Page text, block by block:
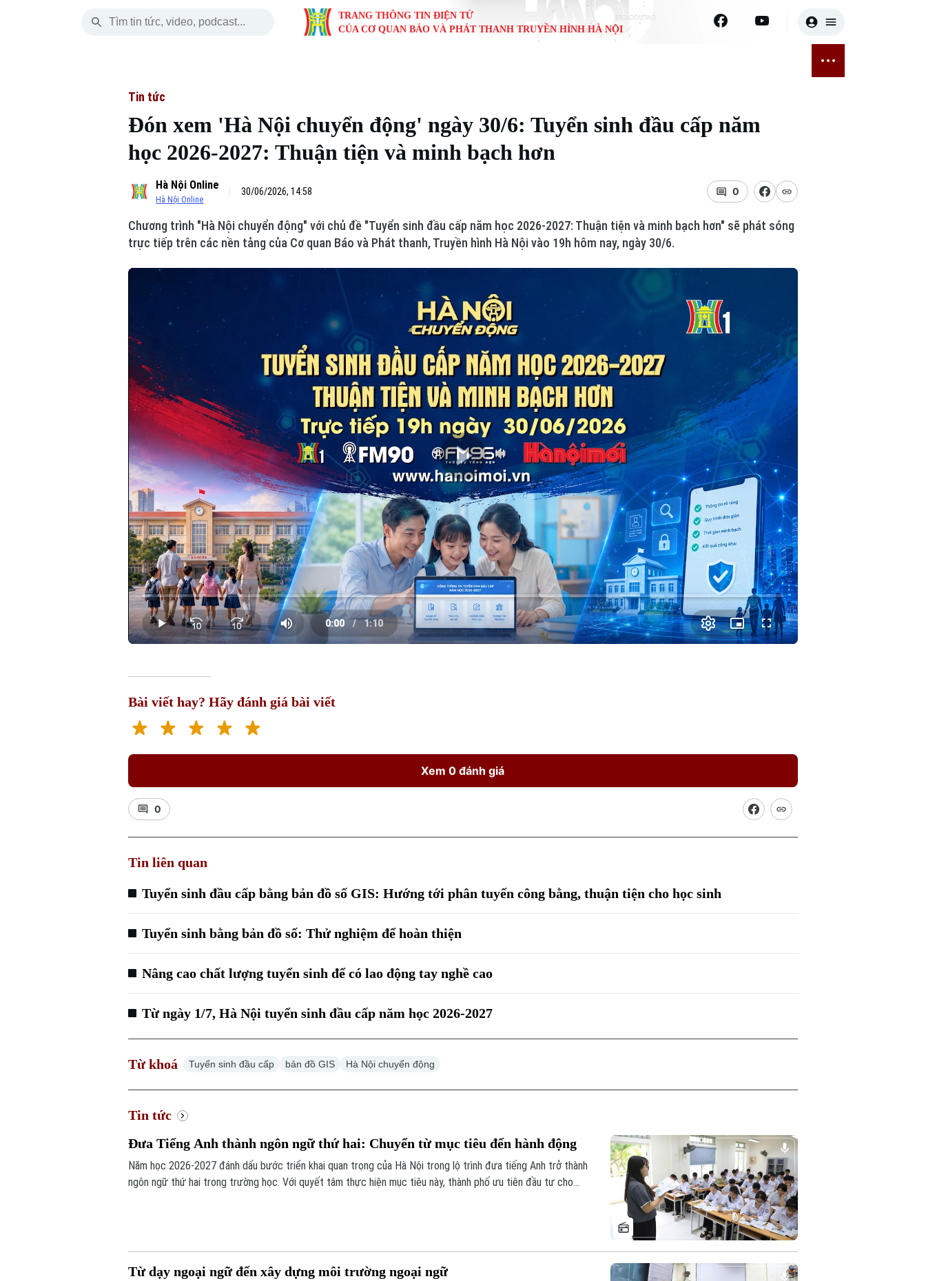
TRANG THÔNG TIN ĐIỆN TỬ
CỦA CƠ QUAN BÁO VÀ PHÁT THANH TRUYỀN HÌNH HÀ NỘI
Chính trị
Xã hội
An ninh trật tự
Công nghệ
Người Hà Nội
Khoảnh khắc Hà Nội
Ẩm thực
Quân sự
Hồ sơ
Người Việt 4 phương
Cafe sáng
Tài chính Ngân hàng
Đầu tư
Căn hộ
Kinh nghiệm
Tàu
Xe máy
Đánh giá
Tuyển sinh
Hướng nghiệp
Làng nghề
Di tích
Dinh dưỡng Quần vợt Sao
Thời trang
Âm nhạc
Tin tức
Đón xem 'Hà Nội chuyển động' ngày 30/6: Tuyển sinh đầu cấp năm
học 2026-2027: Thuận tiện và minh bạch hơn
Hà Nội Online
Hà Nội Online
30/06/2026, 14:58 0
Chương trình "Hà Nội chuyển động" với chủ đề "Tuyển sinh đầu cấp năm học 2026-2027: Thuận tiện và minh bạch hơn" sẽ phát sóng
trực tiếp trên các nền tảng của Cơ quan Báo và Phát thanh, Truyền hình Hà Nội vào 19h hôm nay, ngày 30/6.
Play
Video
Loaded:
1.24%
Play Mute
Current
0:00
/
Duration
1:10
Picture-
in-
Fullscreen
Skip Ad
Bài viết hay? Hãy đánh giá bài viết
Xem 0 đánh giá
0
Tin liên quan
Tuyển sinh đầu cấp bằng bản đồ số GIS: Hướng tới phân tuyến công bằng, thuận tiện cho học sinh
Tuyển sinh bằng bản đồ số: Thử nghiệm để hoàn thiện
Nâng cao chất lượng tuyển sinh để có lao động tay nghề cao
Từ ngày 1/7, Hà Nội tuyển sinh đầu cấp năm học 2026-2027
Từ khoá Tuyển sinh đầu cấp bản đồ GIS Hà Nội chuyển động
Tin tức
Đưa Tiếng Anh thành ngôn ngữ thứ hai: Chuyển từ mục tiêu đến hành động
Năm học 2026-2027 đánh dấu bước triển khai quan trọng của Hà Nội trong lộ trình đưa tiếng Anh trở thành
ngôn ngữ thứ hai trong trường học. Với quyết tâm thực hiện mục tiêu này, thành phố ưu tiên đầu tư cho
Từ dạy ngoại ngữ đến xây dựng môi trường ngoại ngữ